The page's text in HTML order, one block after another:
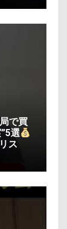
で買
選
ス